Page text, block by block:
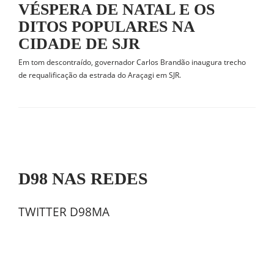
VÉSPERA DE NATAL E OS
DITOS POPULARES NA
CIDADE DE SJR
Em tom descontraído, governador Carlos Brandão inaugura trecho
de requalificação da estrada do Araçagi em SJR.
D98 NAS REDES
TWITTER D98MA